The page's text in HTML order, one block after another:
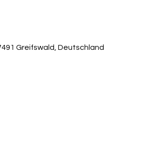
Greifswald, Deutschland